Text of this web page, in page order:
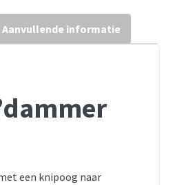
Aanvullende informatie
een knipoog naar